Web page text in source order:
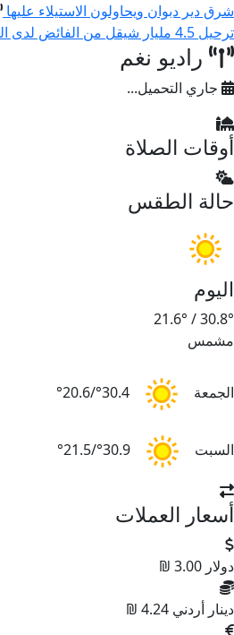
شرق دير دبوان ويحاولون الاستيلاء عليها
ترحيل 4.5 مليار شيقل من الفائض لدى البنوك الفلسطينية
راديو نغم
جاري التحميل...
أوقات الصلاة
حالة الطقس
اليوم
30.8°
/
21.6°
مشمس
الجمعة 30.4°/20.6°
السبت 30.9°/21.5°
أسعار العملات
دولار 3.00 ₪
دينار أردني 4.24 ₪